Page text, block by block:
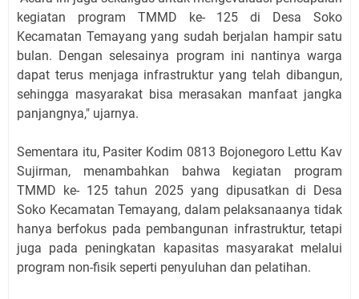
kegiatan program TMMD ke- 125 di Desa Soko
Kecamatan Temayang yang sudah berjalan hampir satu
bulan. Dengan selesainya program ini nantinya warga
dapat terus menjaga infrastruktur yang telah dibangun,
sehingga masyarakat bisa merasakan manfaat jangka
panjangnya," ujarnya.
Sementara itu, Pasiter Kodim 0813 Bojonegoro Lettu Kav
Sujirman, menambahkan bahwa kegiatan program
TMMD ke- 125 tahun 2025 yang dipusatkan di Desa
Soko Kecamatan Temayang, dalam pelaksanaanya tidak
hanya berfokus pada pembangunan infrastruktur, tetapi
juga pada peningkatan kapasitas masyarakat melalui
program non-fisik seperti penyuluhan dan pelatihan.